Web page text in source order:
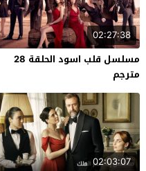
02:27:38
مسلسل قلب اسود الحلقة 28
مترجم
02:03:07